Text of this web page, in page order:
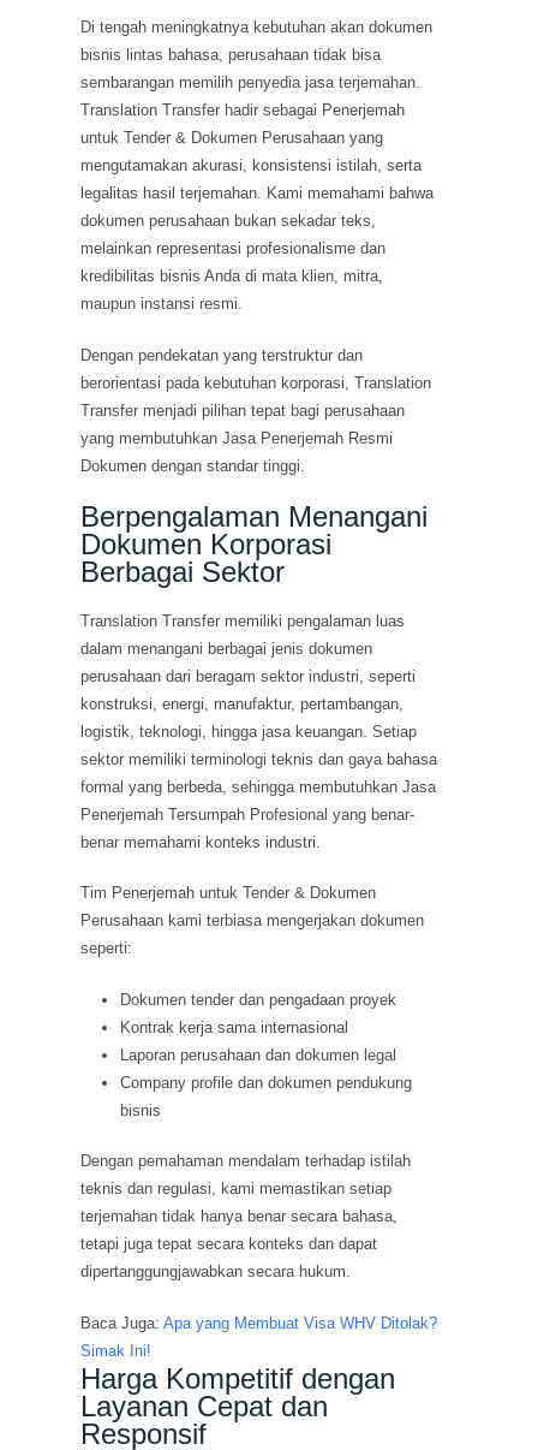
Di tengah meningkatnya kebutuhan akan dokumen
bisnis lintas bahasa, perusahaan tidak bisa
sembarangan memilih penyedia jasa terjemahan.
Translation Transfer hadir sebagai Penerjemah
untuk Tender & Dokumen Perusahaan yang
mengutamakan akurasi, konsistensi istilah, serta
legalitas hasil terjemahan. Kami memahami bahwa
dokumen perusahaan bukan sekadar teks,
melainkan representasi profesionalisme dan
kredibilitas bisnis Anda di mata klien, mitra,
maupun instansi resmi.
Dengan pendekatan yang terstruktur dan
berorientasi pada kebutuhan korporasi, Translation
Transfer menjadi pilihan tepat bagi perusahaan
yang membutuhkan Jasa Penerjemah Resmi
Dokumen dengan standar tinggi.
Berpengalaman Menangani
Dokumen Korporasi
Berbagai Sektor
Translation Transfer memiliki pengalaman luas
dalam menangani berbagai jenis dokumen
perusahaan dari beragam sektor industri, seperti
konstruksi, energi, manufaktur, pertambangan,
logistik, teknologi, hingga jasa keuangan. Setiap
sektor memiliki terminologi teknis dan gaya bahasa
formal yang berbeda, sehingga membutuhkan Jasa
Penerjemah Tersumpah Profesional yang benar-
benar memahami konteks industri.
Tim Penerjemah untuk Tender & Dokumen
Perusahaan kami terbiasa mengerjakan dokumen
seperti:
Dokumen tender dan pengadaan proyek
Kontrak kerja sama internasional
Laporan perusahaan dan dokumen legal
Company profile dan dokumen pendukung
bisnis
Dengan pemahaman mendalam terhadap istilah
teknis dan regulasi, kami memastikan setiap
terjemahan tidak hanya benar secara bahasa,
tetapi juga tepat secara konteks dan dapat
dipertanggungjawabkan secara hukum.
Baca Juga:Apa yang Membuat Visa WHV Ditolak?
Simak Ini!
Harga Kompetitif dengan
Layanan Cepat dan
Responsif